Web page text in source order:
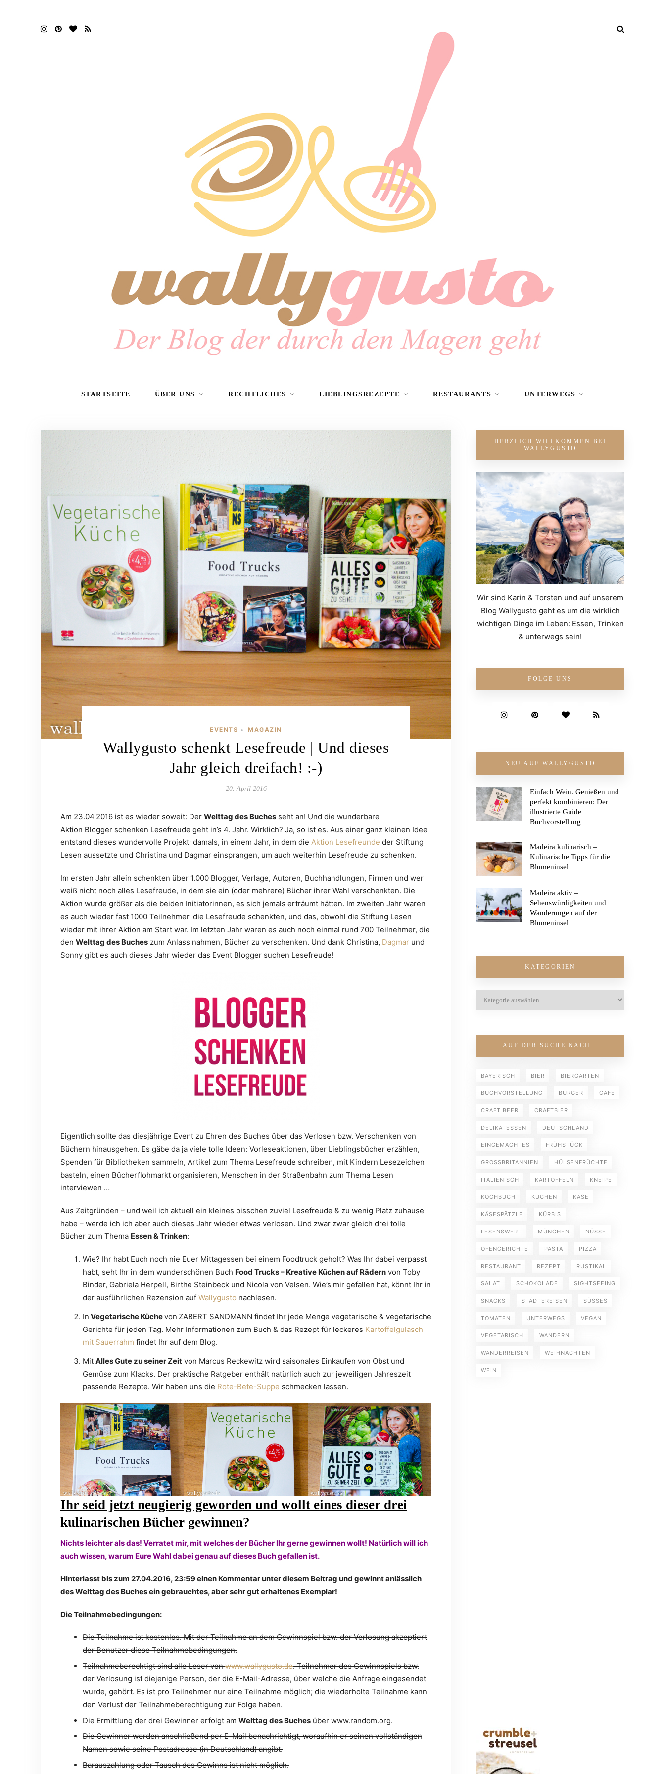
STARTSEITE ÜBER UNS RECHTLICHES LIEBLINGSREZEPTE RESTAURANTS UNTERWEGS
EVENTS • MAGAZIN
Wallygusto schenkt Lesefreude | Und dieses
Jahr gleich dreifach! :-)
20. April 2016
Am 23.04.2016 ist es wieder soweit: Der Welttag des Buches seht an! Und die wunderbare
Aktion Blogger schenken Lesefreude geht in’s 4. Jahr. Wirklich? Ja, so ist es. Aus einer ganz kleinen Idee
entstand dieses wundervolle Projekt; damals, in einem Jahr, in dem die Aktion Lesefreunde der Stiftung
Lesen aussetzte und Christina und Dagmar einsprangen, um auch weiterhin Lesefreude zu schenken.
Im ersten Jahr allein schenkten über 1.000 Blogger, Verlage, Autoren, Buchhandlungen, Firmen und wer
weiß nicht noch alles Lesefreude, in dem sie ein (oder mehrere) Bücher ihrer Wahl verschenkten. Die
Aktion wurde größer als die beiden Initiatorinnen, es sich jemals erträumt hätten. Im zweiten Jahr waren
es auch wieder fast 1000 Teilnehmer, die Lesefreude schenkten, und das, obwohl die Stiftung Lesen
wieder mit ihrer Aktion am Start war. Im letzten Jahr waren es auch noch einmal rund 700 Teilnehmer, die
den Welttag des Buches zum Anlass nahmen, Bücher zu verschenken. Und dank Christina, Dagmar und
Sonny gibt es auch dieses Jahr wieder das Event Blogger suchen Lesefreude!
Eigentlich sollte das diesjährige Event zu Ehren des Buches über das Verlosen bzw. Verschenken von
Büchern hinausgehen. Es gäbe da ja viele tolle Ideen: Vorleseaktionen, über Lieblingsbücher erzählen,
Spenden für Bibliotheken sammeln, Artikel zum Thema Lesefreude schreiben, mit Kindern Lesezeichen
basteln, einen Bücherflohmarkt organisieren, Menschen in der Straßenbahn zum Thema Lesen
interviewen …
Aus Zeitgründen – und weil ich aktuell ein kleines bisschen zuviel Lesefreude & zu wenig Platz zuhause
habe – werde ich ich aber auch dieses Jahr wieder etwas verlosen. Und zwar zwar gleich drei tolle
Bücher zum Thema Essen & Trinken:
Wie? Ihr habt Euch noch nie Euer Mittagessen bei einem Foodtruck geholt? Was Ihr dabei verpasst
habt, seht Ihr in dem wunderschönen Buch Food Trucks – Kreative Küchen auf Rädern von Toby
Binder, Gabriela Herpell, Birthe Steinbeck und Nicola von Velsen. Wie’s mir gefallen hat, könnt Ihr in
der ausführlichen Rezension auf Wallygusto nachlesen.
In Vegetarische Küchevon ZABERT SANDMANN findet Ihr jede Menge vegetarische & vegetarische
Gerichte für jeden Tag. Mehr Informationen zum Buch & das Rezept für leckeres Kartoffelgulasch
mit Sauerrahm findet Ihr auf dem Blog.
Mit Alles Gute zu seiner Zeit von Marcus Reckewitz wird saisonales Einkaufen von Obst und
Gemüse zum Klacks. Der praktische Ratgeber enthält natürlich auch zur jeweiligen Jahreszeit
passende Rezepte. Wir haben uns die Rote-Bete-Suppe schmecken lassen.
Ihr seid jetzt neugierig geworden und wollt eines dieser drei
kulinarischen Bücher gewinnen?
Nichts leichter als das! Verratet mir, mit welches der Bücher Ihr gerne gewinnen wollt! Natürlich will ich
auch wissen, warum Eure Wahl dabei genau auf dieses Buch gefallen ist.
Hinterlasst bis zum 27.04.2016, 23:59 einen Kommentar unter diesem Beitrag und gewinnt anlässlich
des Welttag des Buches ein gebrauchtes, aber sehr gut erhaltenes Exemplar!
Die Teilnahmebedingungen:
Die Teilnahme ist kostenlos. Mit der Teilnahme an dem Gewinnspiel bzw. der Verlosung akzeptiert
der Benutzer diese Teilnahmebedingungen.
Teilnahmeberechtigt sind alle Leser vonwww.wallygusto.de. Teilnehmer des Gewinnspiels bzw.
der Verlosung ist diejenige Person, der die E-Mail-Adresse, über welche die Anfrage eingesendet
wurde, gehört. Es ist pro Teilnehmer nur eine Teilnahme möglich; die wiederholte Teilnahme kann
den Verlust der Teilnahmeberechtigung zur Folge haben.
Die Ermittlung der drei Gewinner erfolgt amWelttag des Buchesüber www.random.org.
Die Gewinner werden anschließend per E-Mail benachrichtigt, woraufhin er seinen vollständigen
Namen sowie seine Postadresse (in Deutschland) angibt.
Barauszahlung oder Tausch des Gewinns ist nicht möglich.
HERZLICH WILLKOMMEN BEI
WALLYGUSTO
Wir sind Karin & Torsten und auf unserem
Blog Wallygusto geht es um die wirklich
wichtigen Dinge im Leben: Essen, Trinken
& unterwegs sein!
FOLGE UNS
NEU AUF WALLYGUSTO
Einfach Wein. Genießen und
perfekt kombinieren: Der
illustrierte Guide |
Buchvorstellung
Madeira kulinarisch –
Kulinarische Tipps für die
Blumeninsel
Madeira aktiv –
Sehenswürdigkeiten und
Wanderungen auf der
Blumeninsel
KATEGORIEN
AUF DER SUCHE NACH…
BAYERISCH BIER BIERGARTEN
BUCHVORSTELLUNG BURGER CAFE
CRAFT BEER CRAFTBIER
DELIKATESSEN DEUTSCHLAND
EINGEMACHTES FRÜHSTÜCK
GROSSBRITANNIEN HÜLSENFRÜCHTE
ITALIENISCH KARTOFFELN KNEIPE
KOCHBUCH KUCHEN KÄSE
KÄSESPÄTZLE KÜRBIS
LESENSWERT MÜNCHEN NÜSSE
OFENGERICHTE PASTA PIZZA
RESTAURANT REZEPT RUSTIKAL
SALAT SCHOKOLADE SIGHTSEEING
SNACKS STÄDTEREISEN SÜSSES
TOMATEN UNTERWEGS VEGAN
VEGETARISCH WANDERN
WANDERREISEN WEIHNACHTEN
WEIN